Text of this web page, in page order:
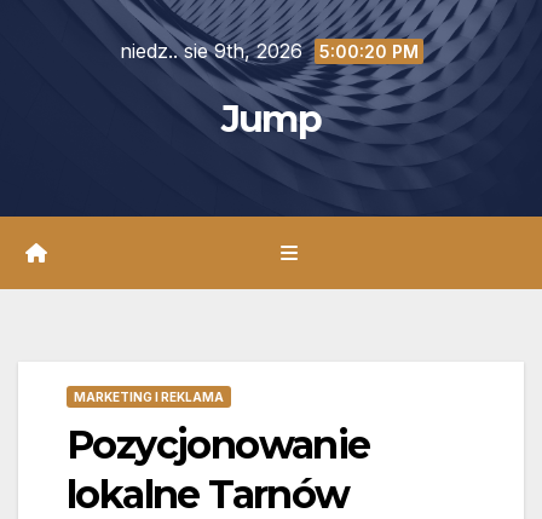
niedz.. sie 9th, 2026 5:00:21 PM
Jump
MARKETING I REKLAMA
Pozycjonowanie
lokalne Tarnów